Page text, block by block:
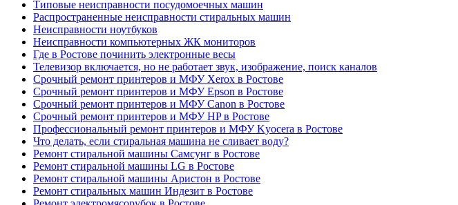
Типовые неисправности посудомоечных машин
Распространенные неисправности стиральных машин
Неисправности ноутбуков
Неисправности компьютерных ЖК мониторов
Где в Ростове починить электронные весы
Телевизор включается, но не работает звук, изображение, поиск каналов
Срочный ремонт принтеров и МФУ Xerox в Ростове
Срочный ремонт принтеров и МФУ Epson в Ростове
Срочный ремонт принтеров и МФУ Canon в Ростове
Срочный ремонт принтеров и МФУ HP в Ростове
Профессиональный ремонт принтеров и МФУ Kyocera в Ростове
Что делать, если стиральная машина не сливает воду?
Ремонт стиральной машины Самсунг в Ростове
Ремонт стиральной машины LG в Ростове
Ремонт стиральной машины Аристон в Ростове
Ремонт стиральных машин Индезит в Ростове